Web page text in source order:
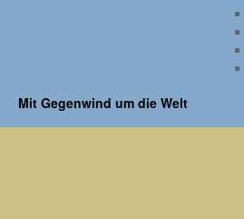
Mit Gegenwind um die Welt